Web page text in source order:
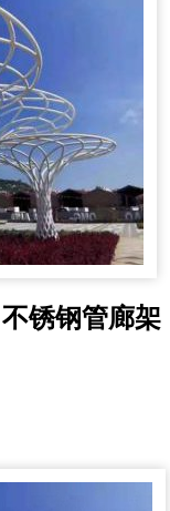
锈钢管廊架